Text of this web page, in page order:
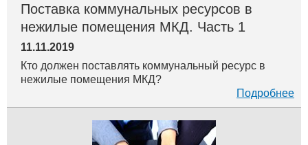
Поставка коммунальных ресурсов в
нежилые помещения МКД. Часть 1
11.11.2019
Кто должен поставлять коммунальный ресурс в
нежилые помещения МКД?
Подробнее